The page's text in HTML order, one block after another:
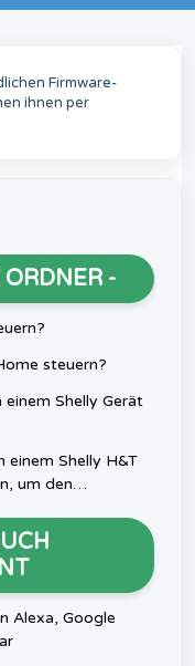
Firmware-
ihnen per
-
steuern?
Shelly Gerät
einem Shelly H&T
um den
Alexa, Google